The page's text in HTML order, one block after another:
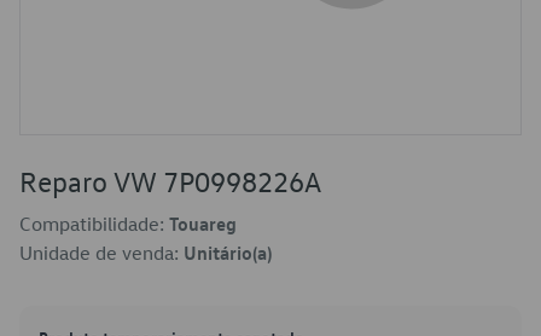
Reparo VW 7P0998226A
Compatibilidade: Touareg
Unidade de venda: Unitário(a)